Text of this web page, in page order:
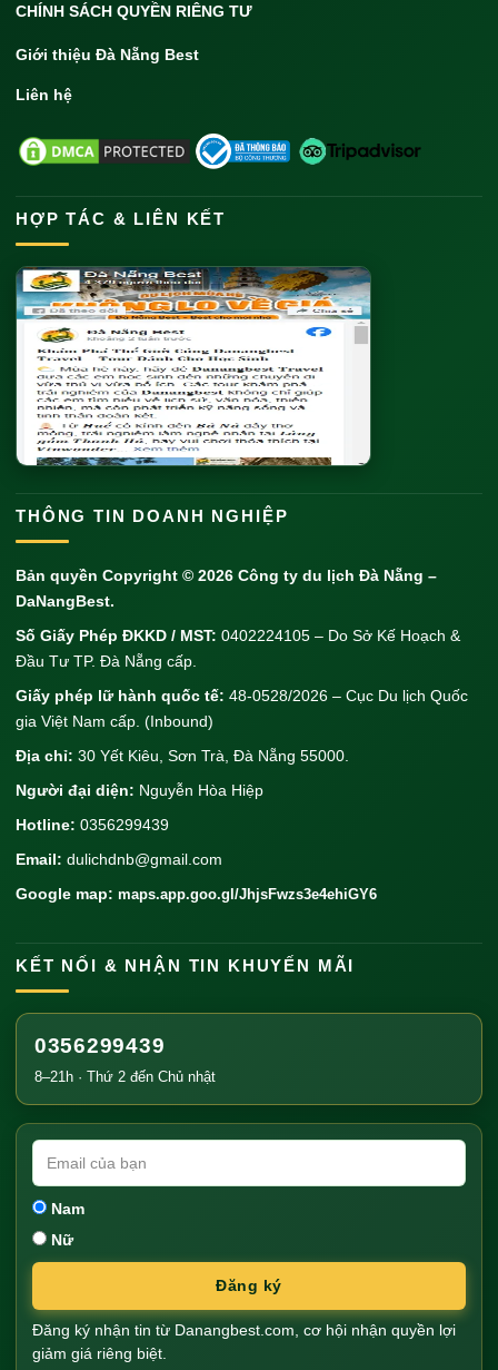
CHÍNH SÁCH QUYỀN RIÊNG TƯ
Giới thiệu Đà Nẵng Best
Liên hệ
HỢP TÁC & LIÊN KẾT
THÔNG TIN DOANH NGHIỆP
Bản quyền Copyright © 2026 Công ty du lịch Đà Nẵng –
DaNangBest.
Số Giấy Phép ĐKKD / MST: 0402224105 – Do Sở Kế Hoạch &
Đầu Tư TP. Đà Nẵng cấp.
Giấy phép lữ hành quốc tế: 48-0528/2026 – Cục Du lịch Quốc
gia Việt Nam cấp. (Inbound)
Địa chỉ: 30 Yết Kiêu, Sơn Trà, Đà Nẵng 55000.
Người đại diện: Nguyễn Hòa Hiệp
Hotline: 0356299439
Email: dulichdnb@gmail.com
Google map: maps.app.goo.gl/JhjsFwzs3e4ehiGY6
KẾT NỐI & NHẬN TIN KHUYẾN MÃI
0356299439
8–21h · Thứ 2 đến Chủ nhật
Nam
Nữ
Đăng ký
Đăng ký nhận tin từ Danangbest.com, cơ hội nhận quyền lợi
giảm giá riêng biệt.